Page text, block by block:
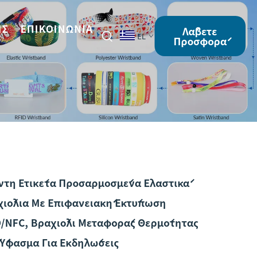
ΕΠΙΚΟΙΝΩΝΊΑ
EL Λάβετε
Προσφορά
Ετικέτα Προσαρμοσμένα Ελαστικά
Με Επιφανειακή Εκτύπωση
NFC, Βραχιόλι Μεταφοράς Θερμότητας
Για Εκδηλώσεις